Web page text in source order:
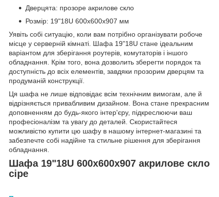
Дверцята: прозоре акрилове скло
Розмір: 19"18U 600x600x907 мм
Уявіть собі ситуацію, коли вам потрібно організувати робоче
місце у серверній кімнаті. Шафа 19"18U стане ідеальним
варіантом для зберігання роутерів, комутаторів і іншого
обладнання. Крім того, вона дозволить зберегти порядок та
доступність до всіх елементів, завдяки прозорим дверцям та
продуманій конструкції.
Ця шафа не лише відповідає всім технічним вимогам, але й
відрізняється привабливим дизайном. Вона стане прекрасним
доповненням до будь-якого інтер'єру, підкреслюючи ваш
професіоналізм та увагу до деталей. Скористайтеся
можливістю купити цю шафу в нашому інтернет-магазині та
забезпечте собі надійне та стильне рішення для зберігання
обладнання.
Шафа 19"18U 600x600x907 акрилове скло
сіре